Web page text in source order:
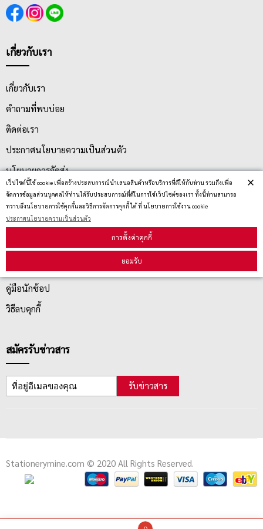
เว็ปไซต์นี้ใช้ cookie เพื่อสร้างประสบการณ์นำเสนอสินค้าหรือบริการที่ดีให้กับท่าน รวมถึงเพื่อ
จัดการข้อมูลส่วนบุคคลให้ท่านได้รับประสบการณ์ที่ดีในการใช้เว็ปไซต์ของเรา ทั้งนี้ท่านสามารถ
ทราบถึงนโยบายการใช้คุกกี้และวิธีการจัดการคุกกี้ ได้ ที่ นโยบายการใช้งาน cookie
ประกาศนโยบายความเป็นส่วนตัว
การตั้งค่าคุกกี้
ยอมรับ
×
เกี่ยวกับเรา
เกี่ยวกับเรา
คำถามที่พบบ่อย
ติดต่อเรา
ประกาศนโยบายความเป็นส่วนตัว
นโยบายการจัดส่ง
นโยบายการเปลี่ยน/คืน สินค้า
บริการลูกค้า
คู่มือนักช้อป
วิธีลบคุกกี้
สมัครรับข่าวสาร
รับข่าวสาร
Stationerymine.com © 2020 All Rights Reserved.